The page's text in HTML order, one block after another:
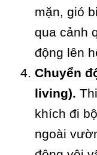
mặn, gió
qua cảnh
động lên
Chuyển
living).
khích đi
ngoài